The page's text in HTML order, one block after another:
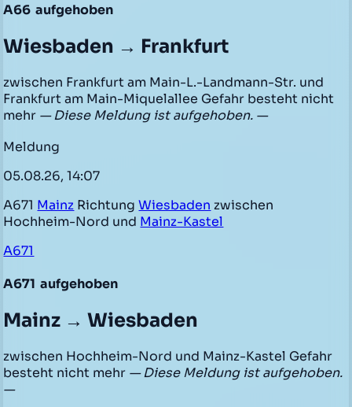
A66 aufgehoben
Wiesbaden → Frankfurt
zwischen Frankfurt am Main-L.-Landmann-Str. und
Frankfurt am Main-Miquelallee Gefahr besteht nicht
mehr — Diese Meldung ist aufgehoben. —
Meldung
05.08.26, 14:07
A671 Mainz RichtungWiesbaden zwischen
Hochheim-Nord und Mainz-Kastel
A671
A671 aufgehoben
Mainz → Wiesbaden
zwischen Hochheim-Nord und Mainz-Kastel Gefahr
besteht nicht mehr — Diese Meldung ist aufgehoben.
—